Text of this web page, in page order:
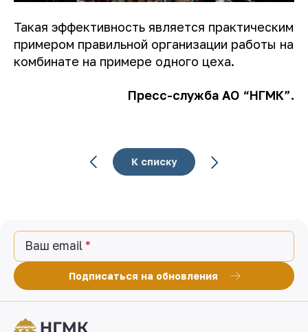
Такая эффективность является практическим
примером правильной организации работы на
комбинате на примере одного цеха.
Пресс-служба АО “НГМК”.
К списку
Ваш email
Подписаться на обновления